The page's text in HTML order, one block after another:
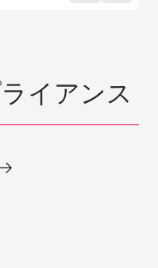
イアンス